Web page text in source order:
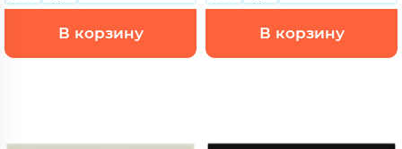
В корзину В корзину